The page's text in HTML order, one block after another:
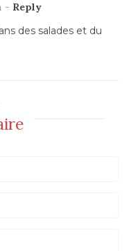
- Reply
des salades et du